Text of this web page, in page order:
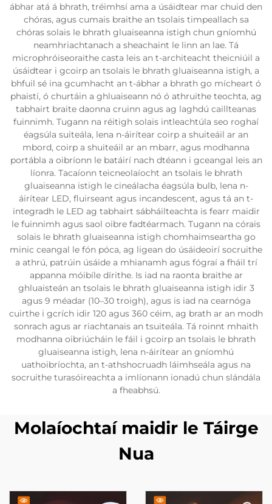
ábhar atá á bhrath, tréimhsí ama a úsáidtear mar chuid den
chóras, agus cumais braithe an tsolais timpeallach sa
chóras solais le bhrath gluaiseanna istigh chun gníomhú
neamhriachtanach a sheachaint le linn an lae. Tá
microphróiseoraithe casta leis an t-architeacht theicniúil a
úsáidtear i gcoirp an tsolais le bhrath gluaiseanna istigh, a
bhfuil sé ina gcumhacht an t-ábhar a bhrath go mícheart ó
phaistí, ó churtáin a ghluaiseann nó ó athruithe teochta, ag
tabhairt braite daonna cruinn agus ag laghdú caillteanas
fuinnimh. Tugann na réitigh solais intleachtúla seo roghaí
éagsúla suiteála, lena n-áirítear coirp a shuiteáil ar an
mbord, coirp a shuiteáil ar an mbarr, agus modhanna
portábla a oibríonn le batáirí nach dtéann i gceangal leis an
líonra. Tacaíonn teicneolaíocht an tsolais le bhrath
gluaiseanna istigh le cineálacha éagsúla bulb, lena n-
áirítear LED, fluirseant agus incandescent, agus tá an t-
integradh le LED ag tabhairt sábháilteachta is fearr maidir
le fuinnimh agus saol oibre fadtéarmach. Tugann na córais
solais le bhrath gluaiseanna istigh chomhaimseartha go
minic ceangal le fón póca, ag ligean do úsáideoirí socruithe
a athrú, patrúin úsáide a mhianamh agus fógraí a fháil trí
appanna móibíle dírithe. Is iad na raonta braithe ar
ghluaisteán an tsolais le bhrath gluaiseanna istigh idir 3
agus 9 méadar (10–30 troigh), agus is iad na cearnóga
cuirthe i gcrích idir 120 agus 360 céim, ag brath ar an modh
sonrach agus ar riachtanais an tsuiteála. Tá roinnt mhaith
modhanna oibriúcháin le fáil i gcoirp an tsolais le bhrath
gluaiseanna istigh, lena n-áirítear an gníomhú
uathoibríochta, an t-athshocruadh láimhseála agus na
socruithe turasóireachta a imlíonann ionadú chun slándála
a fheabhsú.
Molaíochtaí maidir le Táirge
Nua